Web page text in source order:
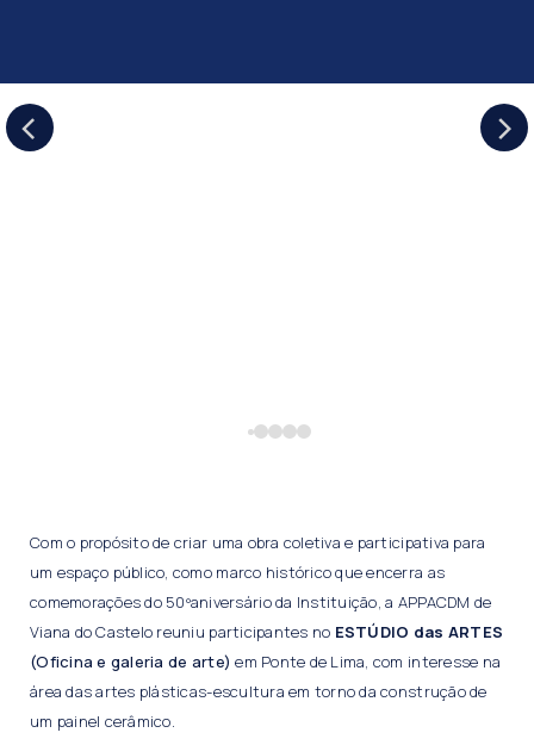
Com o propósito de criar uma obra coletiva e participativa para
um espaço público, como marco histórico que encerra as
comemorações do 50ºaniversário da Instituição, a APPACDM de
Viana do Castelo reuniu participantes no ESTÚDIO das ARTES
(Oficina e galeria de arte) em Ponte de Lima, com interesse na
área das artes plásticas-escultura em torno da construção de
um painel cerâmico.